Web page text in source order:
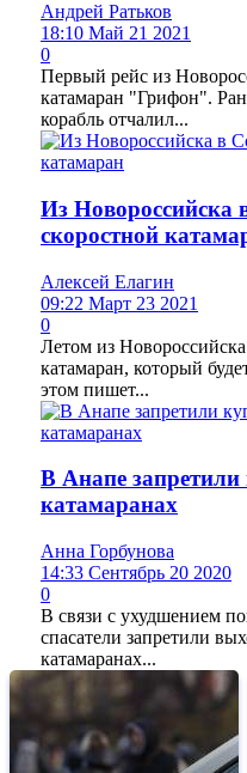
Андрей Ратьков
18:10 Май 21 2021
0
Первый рейс из
катамаран "Грифон".
корабль отчалил...
Из Новороссийска
скоростной
Алексей Елагин
09:22 Март 23 2021
0
Летом из
катамаран, который
этом пишет...
В Анапе запретили
катамаранах
Анна Горбунова
14:33 Сентябрь 20 2020
0
В связи с ухудшением
спасатели запретили
катамаранах...